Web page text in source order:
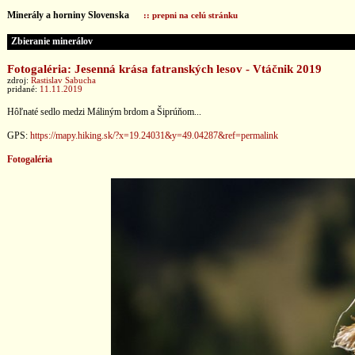
Minerály a horniny Slovenska :: prepni na celú stránku
Zbieranie minerálov
Fotogaléria: Jesenná krása fatranských lesov - Vtáčnik 2019
zdroj: Rastislav Sabucha
pridané: 11.11.2019
Hôľnaté sedlo medzi Máliným brdom a Šiprúňom...
GPS: https://mapy.hiking.sk/?x=19.24031&y=49.04287&ref=permalink
Fotogaléria